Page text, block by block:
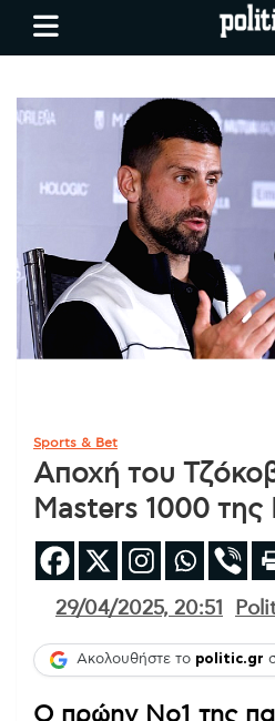
Skip
Θεσσαλονίκη,
όλο τον
politic.gr
Sports & Bet
Αποχή του
Masters 1000
29/04/2025, 20:51
Ακολουθήστε το politic.gr
Ο πρώην Νο1 της